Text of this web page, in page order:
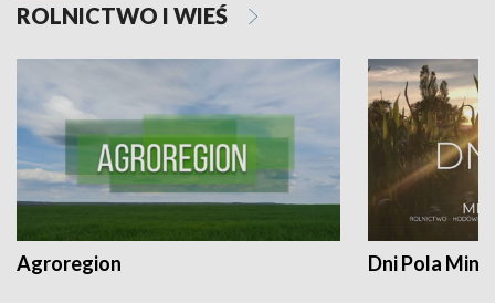
ROLNICTWO I WIEŚ
Agroregion Dni Pola